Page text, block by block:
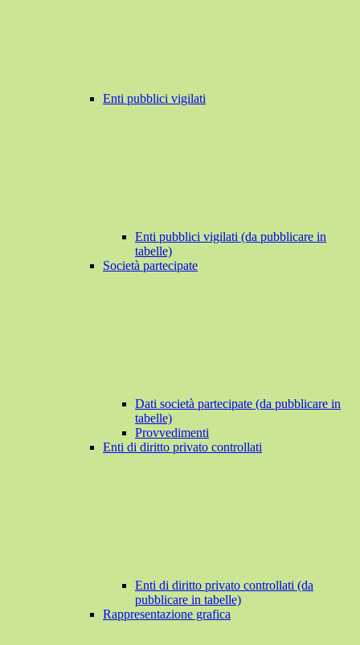
Enti pubblici vigilati
Enti pubblici vigilati (da pubblicare in
tabelle)
Società partecipate
Dati società partecipate (da pubblicare in
tabelle)
Provvedimenti
Enti di diritto privato controllati
Enti di diritto privato controllati (da
pubblicare in tabelle)
Rappresentazione grafica